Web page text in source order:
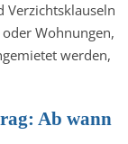
Verzichtsklauseln
Wohnungen,
werden,
Ab wann